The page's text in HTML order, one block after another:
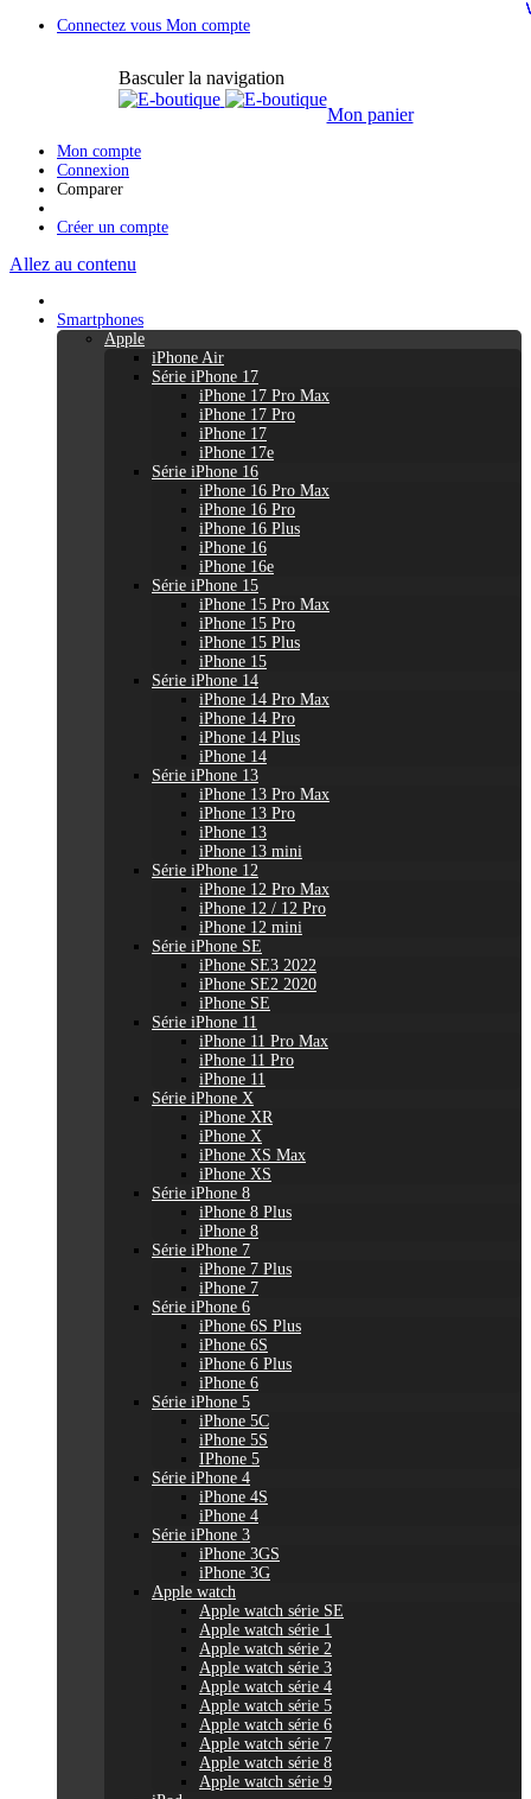
Connectez vous Mon compte
Basculer la navigation
Mon panier
Mon compte
Connexion
Comparer
Créer un compte
Allez au contenu
Smartphones
Apple
iPhone Air
Série iPhone 17
iPhone 17 Pro Max
iPhone 17 Pro
iPhone 17
iPhone 17e
Série iPhone 16
iPhone 16 Pro Max
iPhone 16 Pro
iPhone 16 Plus
iPhone 16
iPhone 16e
Série iPhone 15
iPhone 15 Pro Max
iPhone 15 Pro
iPhone 15 Plus
iPhone 15
Série iPhone 14
iPhone 14 Pro Max
iPhone 14 Pro
iPhone 14 Plus
iPhone 14
Série iPhone 13
iPhone 13 Pro Max
iPhone 13 Pro
iPhone 13
iPhone 13 mini
Série iPhone 12
iPhone 12 Pro Max
iPhone 12 / 12 Pro
iPhone 12 mini
Série iPhone SE
iPhone SE3 2022
iPhone SE2 2020
iPhone SE
Série iPhone 11
iPhone 11 Pro Max
iPhone 11 Pro
iPhone 11
Série iPhone X
iPhone XR
iPhone X
iPhone XS Max
iPhone XS
Série iPhone 8
iPhone 8 Plus
iPhone 8
Série iPhone 7
iPhone 7 Plus
iPhone 7
Série iPhone 6
iPhone 6S Plus
iPhone 6S
iPhone 6 Plus
iPhone 6
Série iPhone 5
iPhone 5C
iPhone 5S
IPhone 5
Série iPhone 4
iPhone 4S
iPhone 4
Série iPhone 3
iPhone 3GS
iPhone 3G
Apple watch
Apple watch série SE
Apple watch série 1
Apple watch série 2
Apple watch série 3
Apple watch série 4
Apple watch série 5
Apple watch série 6
Apple watch série 7
Apple watch série 8
Apple watch série 9